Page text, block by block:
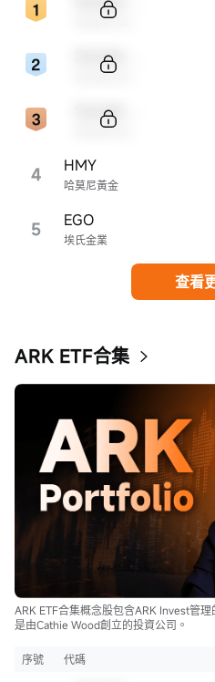
4 哈莫尼黃金
HMY
5 埃氏金業
EGO
查看
ARK ETF合集
ARK ETF合集概念股包含ARK Invest管
是由Cathie Wood創立的投資公司。
序號 代碼